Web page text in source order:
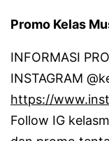
Promo Kelas
INFORMASI
INSTAGRAM
https://
Follow IG